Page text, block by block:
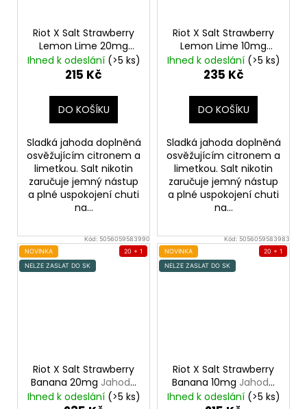
Riot X Salt Strawberry
Lemon Lime 20mg
Jahoda, citron a
limetka
Ihned k odeslání (>5 ks)
215 Kč
DO KOŠÍKU
Sladká jahoda doplněná
osvěžujícím citronem a
limetkou. Salt nikotin
zaručuje jemný nástup
a plné uspokojení chuti
na...
Riot X Salt Strawberry
Lemon Lime 10mg
Jahoda, citron a
limetka
Ihned k odeslání (>5 ks)
235 Kč
DO KOŠÍKU
Sladká jahoda doplněná
osvěžujícím citronem a
limetkou. Salt nikotin
zaručuje jemný nástup
a plné uspokojení chuti
na...
Kód: 5056059583990
NOVINKA
NELZE ZASLAT DO SK
20 + 1
Riot X Salt Strawberry
Banana 20mg Jahoda
a banán
Ihned k odeslání (>5 ks)
Kód: 5056059583983
NOVINKA
NELZE ZASLAT DO SK
20 + 1
Riot X Salt Strawberry
Banana 10mg Jahoda
a banán
Ihned k odeslání (>5 ks)